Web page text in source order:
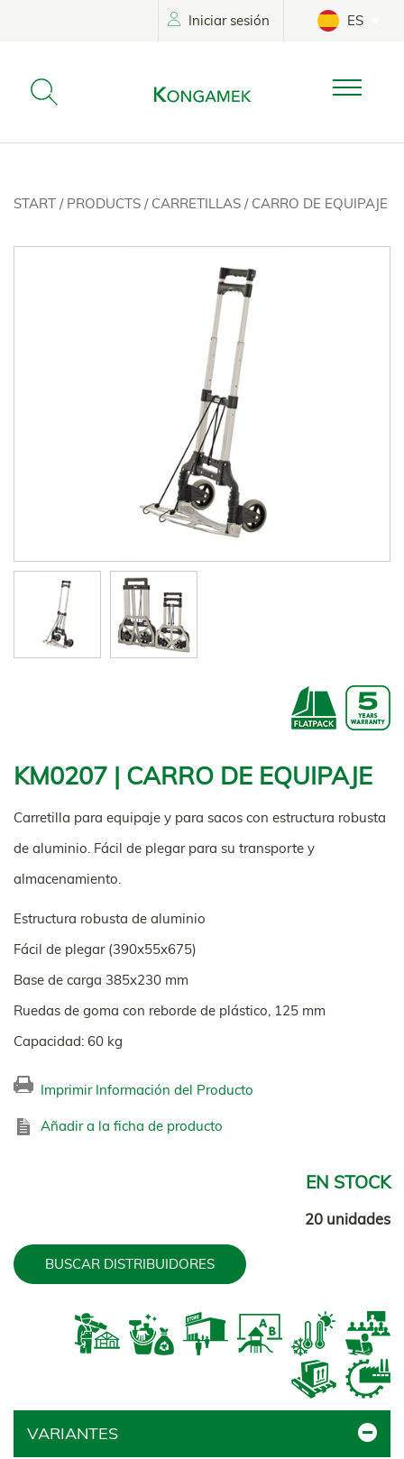
Iniciar sesión ES
START / PRODUCTS / CARRETILLAS / CARRO DE EQUIPAJE
KM0207 | CARRO DE EQUIPAJE
Carretilla para equipaje y para sacos con estructura robusta
de aluminio. Fácil de plegar para su transporte y
almacenamiento.
Estructura robusta de aluminio
Fácil de plegar (390x55x675)
Base de carga 385x230 mm
Ruedas de goma con reborde de plástico, 125 mm
Capacidad: 60 kg
Imprimir Información del Producto
Añadir a la ficha de producto
EN STOCK
20 unidades
BUSCAR DISTRIBUIDORES
VARIANTES